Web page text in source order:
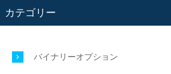
カテゴリー
バイナリーオプション